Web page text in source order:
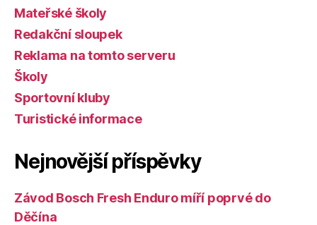
Mateřské školy
Redakční sloupek
Reklama na tomto serveru
Školy
Sportovní kluby
Turistické informace
Nejnovější příspěvky
Závod Bosch Fresh Enduro míří poprvé do
Děčína